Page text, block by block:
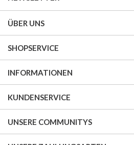
ÜBER UNS
SHOPSERVICE
INFORMATIONEN
KUNDENSERVICE
UNSERE COMMUNITYS